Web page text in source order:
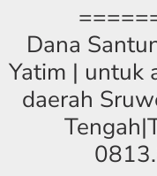
Dana
Yatim | untuk
daerah